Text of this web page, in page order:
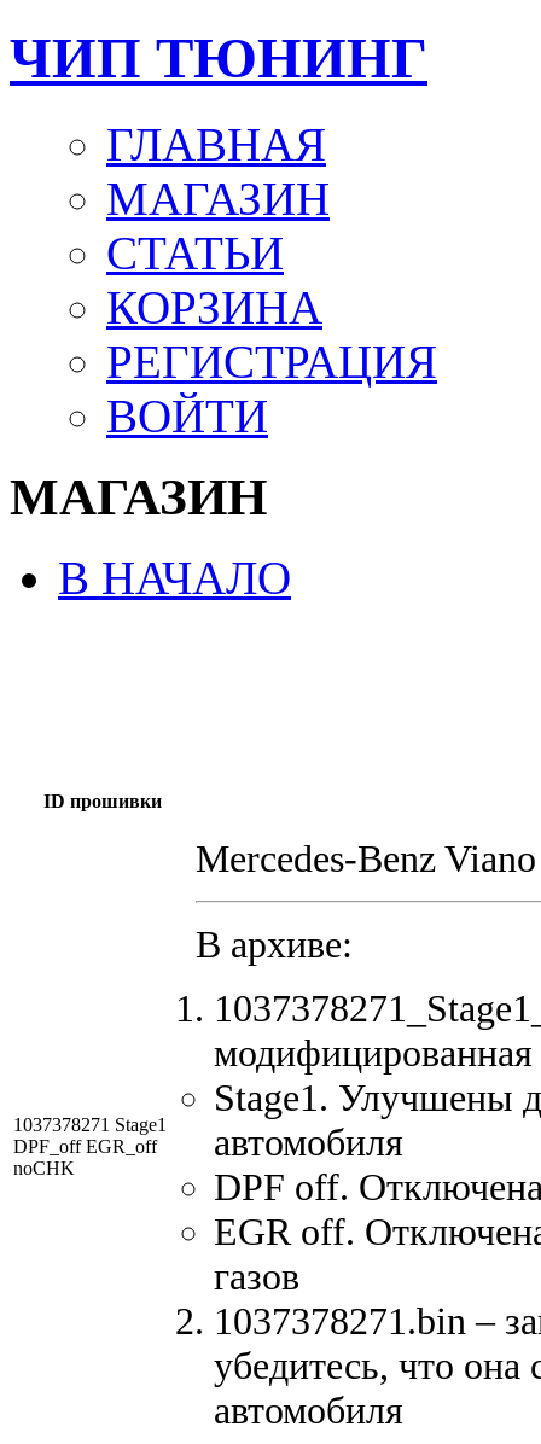
ЧИП ТЮНИНГ
ГЛАВНАЯ
МАГАЗИН
СТАТЬИ
КОРЗИНА
РЕГИСТРАЦИЯ
ВОЙТИ
МАГАЗИН
В НАЧАЛО
ID прошивки
1037378271 Stage1
DPF_off EGR_off
noCHK
Mercedes-Benz
В архиве:
Stage1. Улучшены
автомобиля
DPF off.
EGR off.
газов
1037378271.bin –
убедитесь, что она
автомобиля